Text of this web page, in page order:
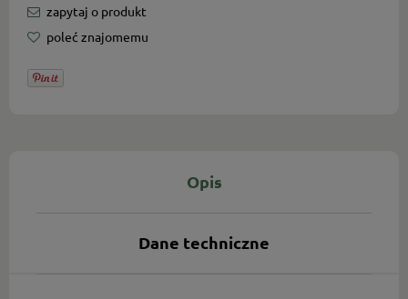
zapytaj o produkt
poleć znajomemu
Opis
Dane techniczne